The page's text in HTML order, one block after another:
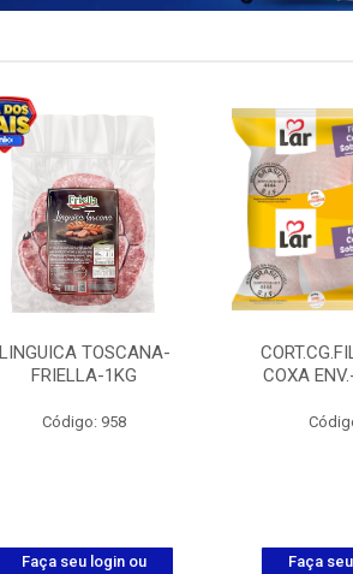
LINGUICA TOSCANA-
FRIELLA-1KG
Código: 958
Faça seu login ou
COXA
Faça